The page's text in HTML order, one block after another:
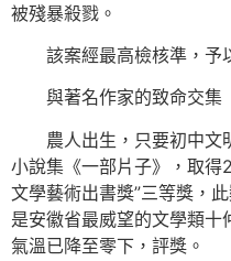
被殘暴殺戮。
該案經最高檢核準，予
與著名作家的致命交集
農人出生，只要初中文
小說集《一部片子》，取
文學藝術出書獎”三等獎，
是安徽省最威望的文學類十
氣溫已降至零下，評獎。